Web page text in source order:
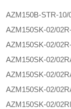
AZM150B-STR-10/
AZM150SK-02/
AZM150SK-02/
AZM150SK-02/
AZM150SK-02/
AZM150SK-02/
AZM150SK-02/